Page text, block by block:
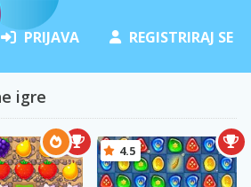
PRIJAVA REGISTRIRAJ SE
igre
4.5